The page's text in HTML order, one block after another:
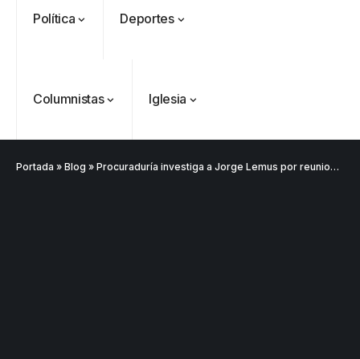
Política Deportes
Columnistas Iglesia
Portada » Blog » Procuraduría investiga a Jorge Lemus por reuniones con abogado de alias “Papá Pitufo”